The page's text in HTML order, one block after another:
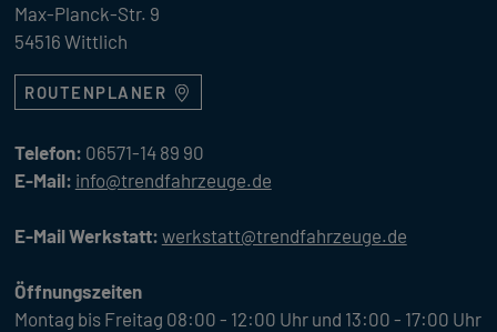
Max-Planck-Str. 9
54516 Wittlich
ROUTENPLANER
Telefon: 06571-14 89 90
E-Mail: info@trendfahrzeuge.de
E-Mail Werkstatt: werkstatt@trendfahrzeuge.de
Öffnungszeiten
Montag bis Freitag 08:00 - 12:00 Uhr und 13:00 - 17:00 Uhr